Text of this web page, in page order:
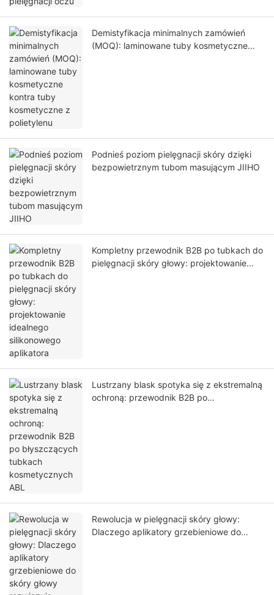
Demistyfikacja minimalnych zamówień
(MOQ): laminowane tuby kosmetyczne
Podnieś poziom pielęgnacji skóry dzięki
bezpowietrznym tubom masującym JIIHO
Kompletny przewodnik B2B po tubkach do
pielęgnacji skóry głowy: projektowanie
Lustrzany blask spotyka się z ekstremalną
ochroną: przewodnik B2B po
Rewolucja w pielęgnacji skóry głowy:
Dlaczego aplikatory grzebieniowe do